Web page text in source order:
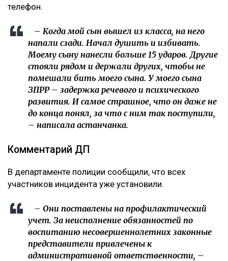
телефон.
– Когда мой сын вышел из класса, на него
напали сзади. Начал душить и избивать.
Моему сыну нанесли больше 15 ударов. Другие
стояли рядом и держали других, чтобы не
помешали бить моего сына. У моего сына
ЗПРР – задержка речевого и психического
развития. И самое страшное, что он даже не
до конца понял, за что с ним так поступили,
– написала астанчанка.
Комментарий ДП
В департаменте полиции сообщили, что всех
участников инцидента уже установили.
– Они поставлены на профилактический
учет. За неисполнение обязанностей по
воспитанию несовершеннолетних законные
представители привлечены к
административной ответственности, –